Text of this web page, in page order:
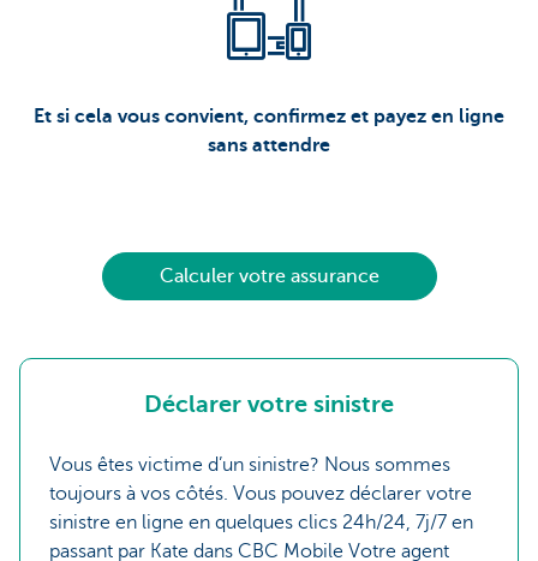
Et si cela vous convient, confirmez et payez en ligne
sans attendre
Calculer votre assurance
Déclarer votre sinistre
Vous êtes victime d’un sinistre? Nous sommes
toujours à vos côtés. Vous pouvez déclarer votre
sinistre en ligne en quelques clics 24h/24, 7j/7 en
passant par Kate dans CBC Mobile Votre agent